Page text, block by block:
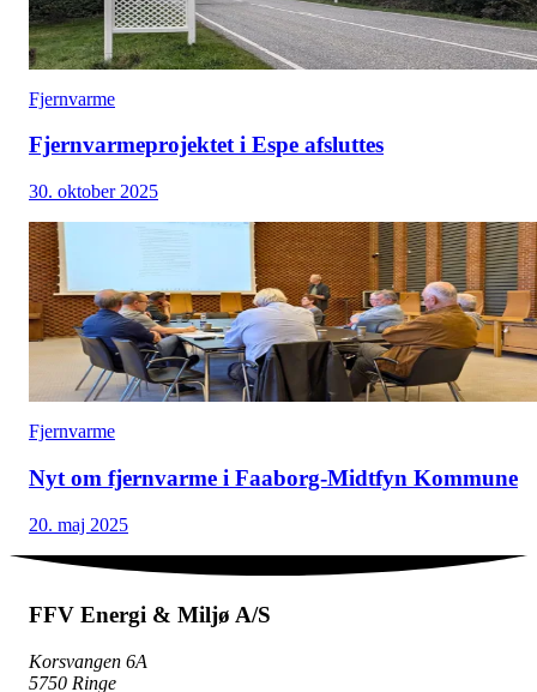
Fjernvarme
Fjernvarmeprojektet i Espe afsluttes
30. oktober 2025
Fjernvarme
Nyt om fjernvarme i Faaborg-Midtfyn Kommune
20. maj 2025
FFV Energi & Miljø A/S
Korsvangen 6A
5750 Ringe